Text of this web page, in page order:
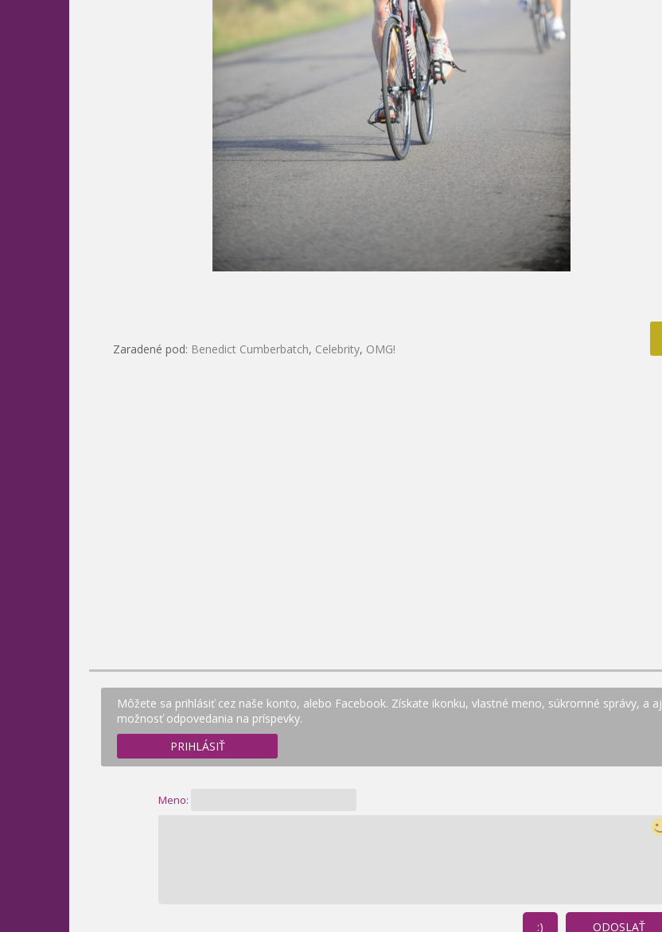
Zaradené pod: Benedict Cumberbatch, Celebrity, OMG!
Môžete sa prihlásiť cez naše konto, alebo Facebook. Získate ikonku, vlastné meno, súkromné správy, a aj
možnosť odpovedania na príspevky.
PRIHLÁSIŤ
Meno:
ODOSLAŤ
:)